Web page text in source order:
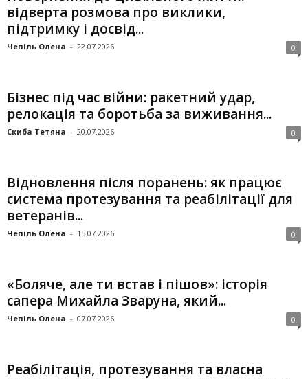
відверта розмова про виклики,
підтримку і досвід...
Чепіль Олена - 22.07.2026 0
Бізнес під час війни: ракетний удар,
релокація та боротьба за виживання...
Скиба Тетяна - 20.07.2026 0
Відновлення після поранень: як працює
система протезування та реабілітації для
ветеранів...
Чепіль Олена - 15.07.2026 0
«Боляче, але ти встав і пішов»: історія
сапера Михайла Зваруна, який...
Чепіль Олена - 07.07.2026 0
Реабілітація, протезування та власна